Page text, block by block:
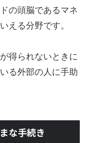
の頭脳であるマネ
える分野です。
得られないときに
る外部の人に手助
な手続き